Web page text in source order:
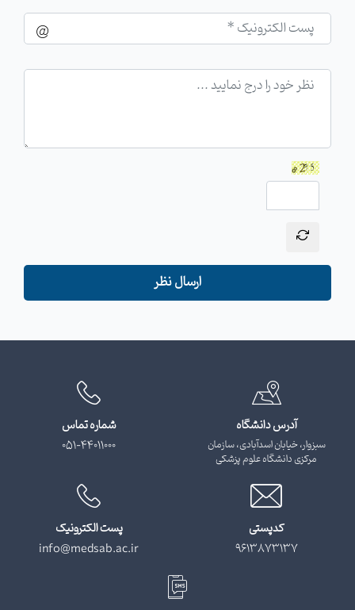
ارسال نظر
آدرس دانشگاه
سبزوار، خیابان اسدآبادی، سازمان
مرکزی دانشگاه علوم پزشکی
شماره تماس
051-44011000
کدپستی
9613873137
پست الکترونیک
info@medsab.ac.ir